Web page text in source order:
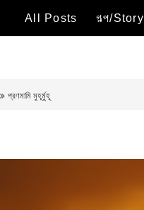
All Posts গল্প/Story
প্রণমামি মুহূর্মুহূ